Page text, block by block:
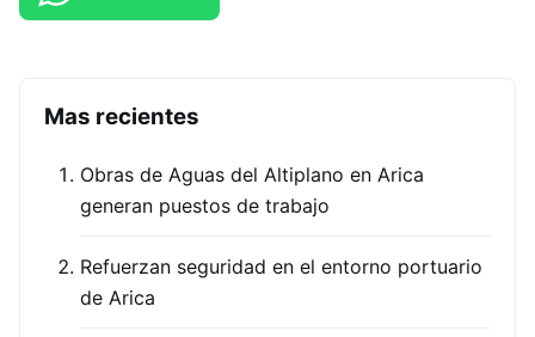
Mas recientes
Obras de Aguas del Altiplano en Arica
generan puestos de trabajo
Refuerzan seguridad en el entorno portuario
de Arica